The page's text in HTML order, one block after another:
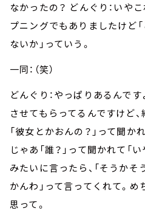
なかったの？ どんぐり：いやこ
プニングでもありましたけど
ないか」っていう。
一同：（笑）
どんぐり：やっぱりあるんです
させてもらってるんですけど
「彼女とかおんの？」って聞か
じゃあ「誰？」って聞かれて「
みたいに言ったら、「そうか
かんわ」って言ってくれて。
思って。